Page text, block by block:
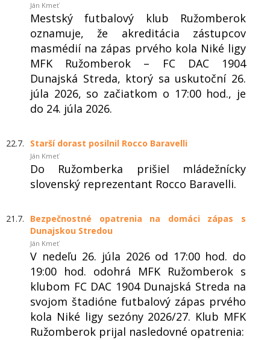
Ján Kmeť
Mestský futbalový klub Ružomberok
oznamuje, že akreditácia zástupcov
masmédií na zápas prvého kola Niké ligy
MFK Ružomberok – FC DAC 1904
Dunajská Streda, ktorý sa uskutoční 26.
júla 2026, so začiatkom o 17:00 hod., je
do 24. júla 2026.
22.7. Starší dorast posilnil Rocco Baravelli
Ján Kmeť
Do Ružomberka prišiel mládežnícky
slovenský reprezentant Rocco Baravelli.
21.7.
Bezpečnostné opatrenia na domáci zápas s
Dunajskou Stredou
Ján Kmeť
V nedeľu 26. júla 2026 od 17:00 hod. do
19:00 hod. odohrá MFK Ružomberok s
klubom FC DAC 1904 Dunajská Streda na
svojom štadióne futbalový zápas prvého
kola Niké ligy sezóny 2026/27. Klub MFK
Ružomberok prijal nasledovné opatrenia: